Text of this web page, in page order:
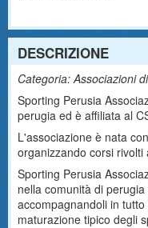
DESCRIZIONE
Categoria: Associazioni
Sporting Perusia
perugia ed è affiliata al
L'associazione è nata
organizzando corsi rivolti
Sporting Perusia
nella comunità di
accompagnandoli in
maturazione tipico degli